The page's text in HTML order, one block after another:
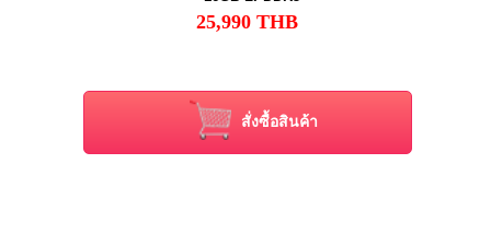
• 512GB NVMe PCIe M.2 SSD
• Windows 11 Home + Office Home & Student 2021
25,990 THB
สั่งซื้อสินค้า